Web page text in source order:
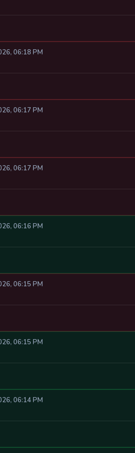
06:18 PM
06:17 PM
06:17 PM
06:16 PM
06:15 PM
06:15 PM
06:14 PM